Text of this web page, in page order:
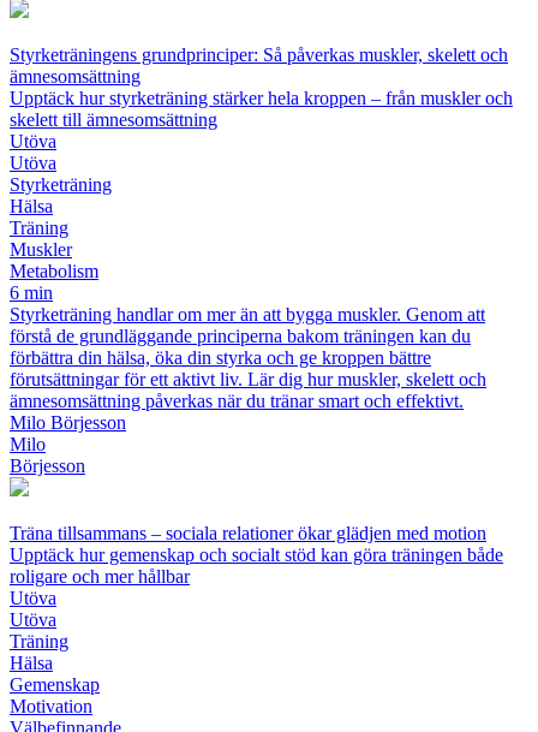
Styrketräningens grundprinciper: Så påverkas muskler, skelett och
ämnesomsättning
Upptäck hur styrketräning stärker hela kroppen – från muskler och
skelett till ämnesomsättning
Utöva
Utöva
Styrketräning
Hälsa
Träning
Muskler
Metabolism
6 min
Styrketräning handlar om mer än att bygga muskler. Genom att
förstå de grundläggande principerna bakom träningen kan du
förbättra din hälsa, öka din styrka och ge kroppen bättre
förutsättningar för ett aktivt liv. Lär dig hur muskler, skelett och
ämnesomsättning påverkas när du tränar smart och effektivt.
Milo Börjesson
Milo
Börjesson
Träna tillsammans – sociala relationer ökar glädjen med motion
Upptäck hur gemenskap och socialt stöd kan göra träningen både
roligare och mer hållbar
Utöva
Utöva
Träning
Hälsa
Gemenskap
Motivation